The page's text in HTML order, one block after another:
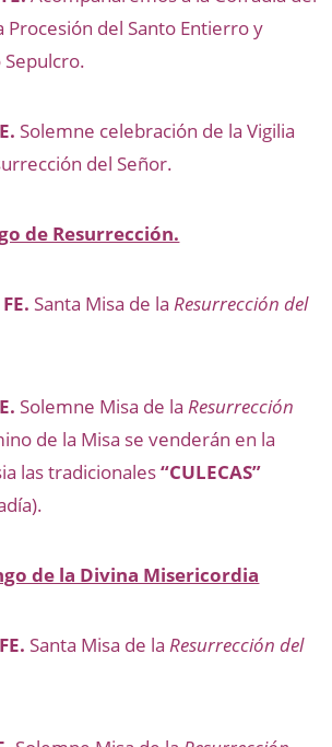
Procesión del Santo Entierro y
Sepulcro.
Solemne celebración de la Vigilia
del Señor.
de Resurrección.
Santa Misa de laResurrección del
Solemne Misa de laResurrección
de la Misa se venderán en la
las tradicionales“CULECAS”
de la Divina Misericordia
Santa Misa de laResurrección del